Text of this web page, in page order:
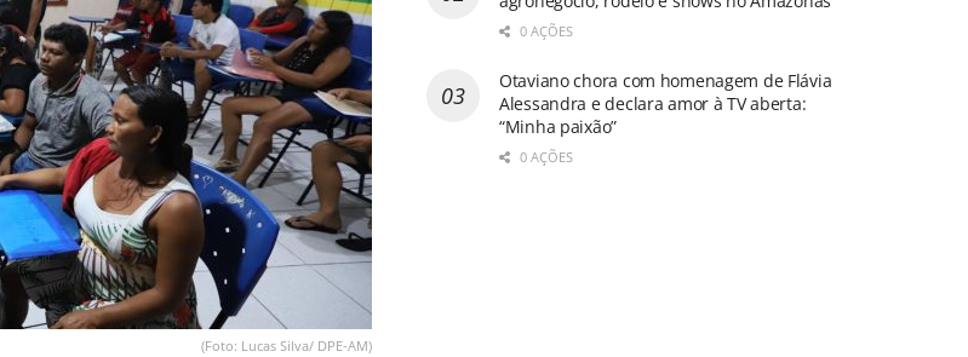
(Foto: Lucas Silva/ DPE-AM)
0 AÇÕES
Otaviano chora com homenagem de Flávia
Alessandra e declara amor à TV aberta:
“Minha paixão”
0 AÇÕES